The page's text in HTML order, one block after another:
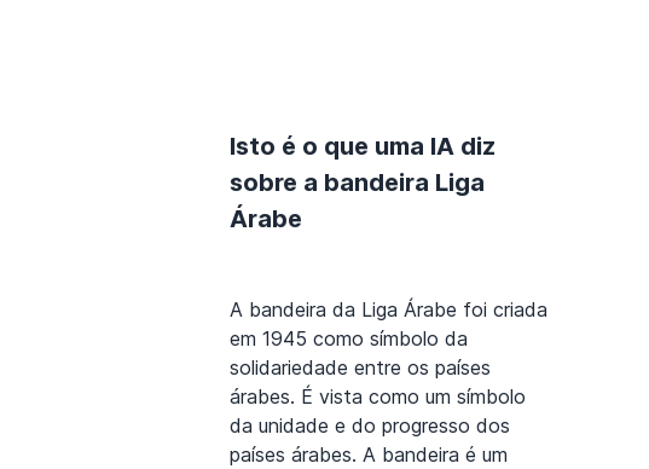
Isto é o que uma IA diz
sobre a bandeira Liga
Árabe
A bandeira da Liga Árabe foi criada
em 1945 como símbolo da
solidariedade entre os países
árabes. É vista como um símbolo
da unidade e do progresso dos
países árabes. A bandeira é um